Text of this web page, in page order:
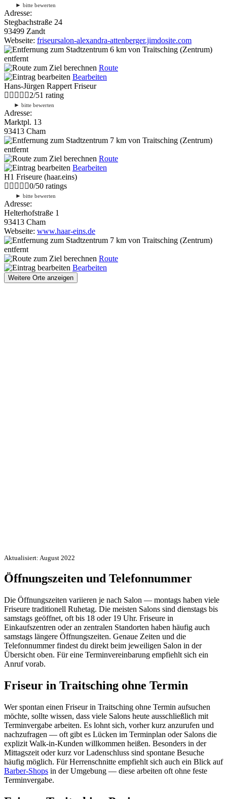
► bitte bewerten
Adresse:
Stegbachstraße 24
93499 Zandt
Webseite: friseursalon-alexandra-attenberger.jimdosite.com
6 km von Traitsching (Zentrum)
entfernt
Route
Bearbeiten
Hans-Jürgen Rappert Friseur
2/51 rating
► bitte bewerten
Adresse:
Marktpl. 13
93413 Cham
7 km von Traitsching (Zentrum)
entfernt
Route
Bearbeiten
H1 Friseure (haar.eins)
0/50 ratings
► bitte bewerten
Adresse:
Helterhofstraße 1
93413 Cham
Webseite: www.haar-eins.de
7 km von Traitsching (Zentrum)
entfernt
Route
Bearbeiten
Weitere Orte anzeigen
Aktualisiert: August 2022
Öffnungszeiten und Telefonnummer
Die Öffnungszeiten variieren je nach Salon — montags haben viele
Friseure traditionell Ruhetag. Die meisten Salons sind dienstags bis
samstags geöffnet, oft bis 18 oder 19 Uhr. Friseure in
Einkaufszentren oder an zentralen Standorten haben häufig auch
samstags längere Öffnungszeiten. Genaue Zeiten und die
Telefonnummer findest du direkt beim jeweiligen Salon in der
Übersicht oben. Für eine Terminvereinbarung empfiehlt sich ein
Anruf vorab.
Friseur in Traitsching ohne Termin
Wer spontan einen Friseur in Traitsching ohne Termin aufsuchen
möchte, sollte wissen, dass viele Salons heute ausschließlich mit
Terminvergabe arbeiten. Es lohnt sich, vorher kurz anzurufen und
nachzufragen — oft gibt es Lücken im Terminplan oder Salons die
explizit Walk-in-Kunden willkommen heißen. Besonders in der
Mittagszeit oder kurz vor Ladenschluss sind spontane Besuche
häufig möglich. Für Herrenschnitte empfiehlt sich auch ein Blick auf
Barber-Shops in der Umgebung — diese arbeiten oft ohne feste
Terminvergabe.